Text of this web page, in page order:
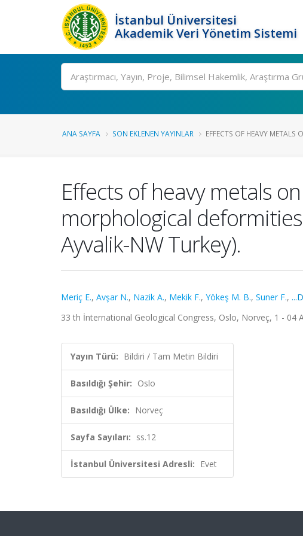
İstanbul Üniversitesi
Akademik Veri Yönetim Sistemi
Ara
ANA SAYFA SON EKLENEN YAYINLAR EFFECTS OF HEAVY METALS
Effects of heavy metals
morphological
Ayvalik-NW Turkey).
Meriç E., Avşar N., Nazik A., Mekik F., Yökeş M. B., Suner F.,
33 th İnternational Geological Congress, Oslo, Norveç, 1 - 04
Yayın Türü: Bildiri / Tam Metin Bildiri
Basıldığı Şehir: Oslo
Basıldığı Ülke: Norveç
Sayfa Sayıları: ss.12
İstanbul Üniversitesi Adresli: Evet